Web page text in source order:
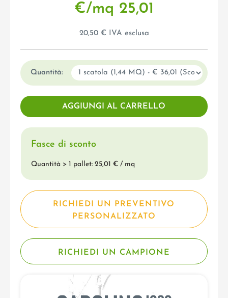
€/mq 25,01
20,50 € IVA esclusa
Quantità:
Fasce di sconto
Quantità > 1 pallet: 25,01 € / mq
RICHIEDI UN PREVENTIVO
PERSONALIZZATO
RICHIEDI UN CAMPIONE